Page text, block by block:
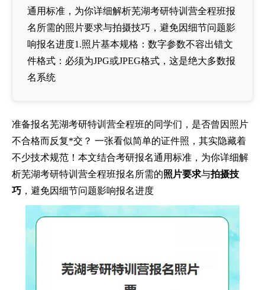
通用标准，为你详细解析芜湖考研特训营全程班报
名所需的照片要求与拍摄技巧，避免因细节问题影
响报名进度1.照片基本规格：数字参数不容出错文
件格式：必须为JPG或JPEG格式，这是绝大多数报
名系统
准备报名芜湖考研特训营全程班的同学们，是否曾因照片
不合格而反复*交？ 一张看似简单的证件照，其实隐藏着
不少技术规范！本文结合考研报名通用标准，为你详细解
析芜湖考研特训营全程班报名所需的照片要求与拍摄技
巧 ，避免因细节问题影响报名进度